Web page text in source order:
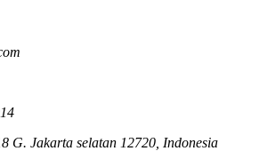
G. Jakarta selatan 12720, Indonesia